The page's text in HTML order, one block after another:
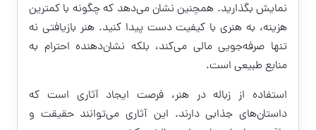
نمایش بگذارید. همچنین نشان می‌دهد که چگونه با کمترین
هزینه، به هنری با کیفیت دست پیدا کنید. هنر بازیافتی نه
تنها صرفه‌جویی مالی می‌کند، بلکه نشان‌دهنده احترام به
منابع طبیعی است.
استفاده از زباله در هنر، فرصت ایجاد آثاری است که
داستان‌های جذابی دارند. این آثاری می‌توانند حقیقت و